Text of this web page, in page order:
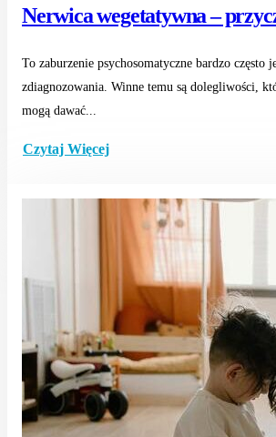
Nerwica wegetatywna –
To zaburzenie psychosomatyczne bardzo często
zdiagnozowania. Winne temu są dolegliwości,
mogą dawać...
Czytaj Więcej